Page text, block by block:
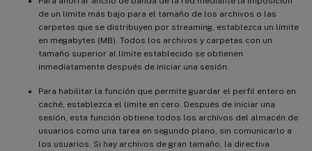
de un límite más bajo para el tamaño de los archivos o las
carpetas que se distribuyen por streaming, establezca un límite
en megabytes (MB). Todos los archivos y carpetas con un
tamaño superior al límite establecido se obtienen
inmediatamente después de iniciar una sesión.
Para habilitar la función que permite guardar el perfil entero en
caché, establezca el límite en cero. Después de iniciar una
sesión, esta función obtiene todos los archivos del almacén de
usuarios como una tarea en segundo plano, sin comunicarlo a
los usuarios. Si hay archivos de gran tamaño, la directiva